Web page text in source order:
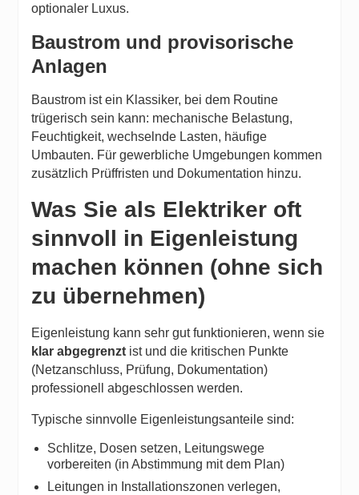
optionaler Luxus.
Baustrom und provisorische
Anlagen
Baustrom ist ein Klassiker, bei dem Routine
trügerisch sein kann: mechanische Belastung,
Feuchtigkeit, wechselnde Lasten, häufige
Umbauten. Für gewerbliche Umgebungen kommen
zusätzlich Prüffristen und Dokumentation hinzu.
Was Sie als Elektriker oft
sinnvoll in Eigenleistung
machen können (ohne sich
zu übernehmen)
Eigenleistung kann sehr gut funktionieren, wenn sie
klar abgegrenzt ist und die kritischen Punkte
(Netzanschluss, Prüfung, Dokumentation)
professionell abgeschlossen werden.
Typische sinnvolle Eigenleistungsanteile sind:
Schlitze, Dosen setzen, Leitungswege
vorbereiten (in Abstimmung mit dem Plan)
Leitungen in Installationszonen verlegen,